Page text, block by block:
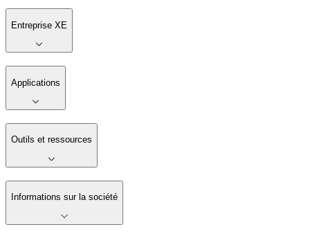
Entreprise XE
Applications
Outils et ressources
Informations sur la société